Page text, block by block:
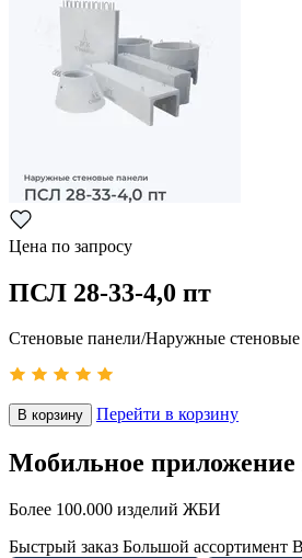
Цена по запросу
ПСЛ 28-33-4,0 пт
Стеновые панели/Наружные стеновые
В корзину Перейти в корзину
Мобильное
Более 100.000 изделий ЖБИ
Быстрый заказ Большой ассортимент